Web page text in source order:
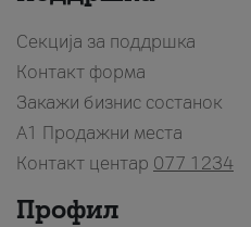
Секција за поддршка
Контакт форма
Закажи бизнис состанок
A1 Продажни места
Контакт центар 077 1234
Профил